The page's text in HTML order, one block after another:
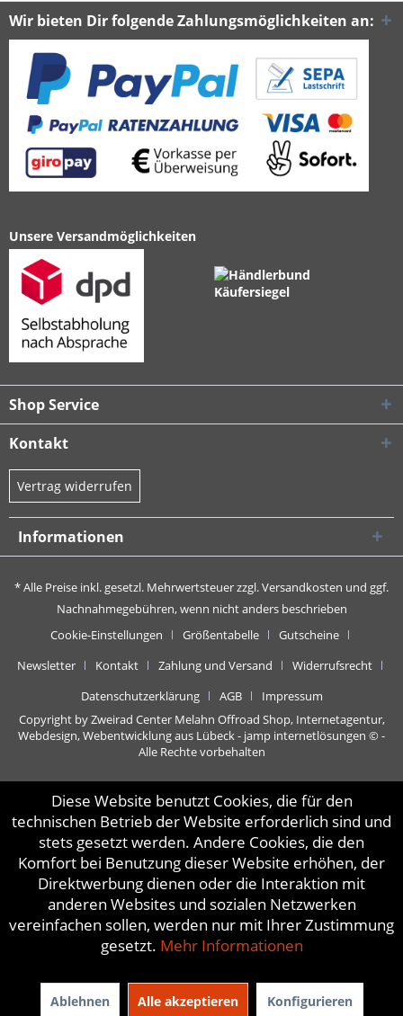
Wir bieten Dir folgende Zahlungsmöglichkeiten an:
Unsere Versandmöglichkeiten
Shop Service
Kontakt
Vertrag widerrufen
Informationen
* Alle Preise inkl. gesetzl. Mehrwertsteuer zzgl.Versandkosten und ggf.
Nachnahmegebühren, wenn nicht anders beschrieben
Cookie-Einstellungen
Größentabelle
Gutscheine
Newsletter
Kontakt Zahlung und Versand
Widerrufsrecht
Datenschutzerklärung
AGB
Impressum
Copyright by Zweirad Center Melahn Offroad Shop, Internetagentur,
Webdesign, Webentwicklung aus Lübeck - jamp internetlösungen © -
Alle Rechte vorbehalten
Diese Website benutzt Cookies, die für den
technischen Betrieb der Website erforderlich sind und
stets gesetzt werden. Andere Cookies, die den
Komfort bei Benutzung dieser Website erhöhen, der
Direktwerbung dienen oder die Interaktion mit
anderen Websites und sozialen Netzwerken
vereinfachen sollen, werden nur mit Ihrer Zustimmung
gesetzt. Mehr Informationen
Ablehnen Alle akzeptieren Konfigurieren